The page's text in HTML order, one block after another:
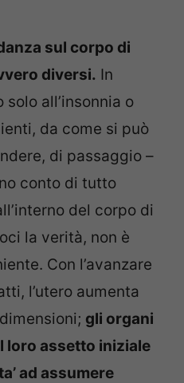
sul corpo di
diversi. In
all’insonnia o
da come si può
di passaggio –
conto di tutto
del corpo di
la verità, non è
Con l’avanzare
l’utero aumenta
gli organi
loro assetto iniziale
ad assumere